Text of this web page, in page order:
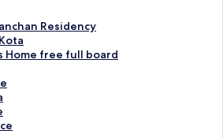
Residency
Home free full board